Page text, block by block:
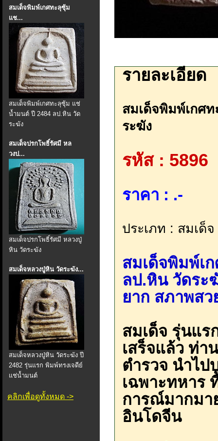
สมเด็จพิมพ์เกศทะลุซุ้ม
แช...
สมเด็จพิมพ์เกศทะลุซุ้ม แช่
น้ำมนต์ ปี 2484 ลป.หิน วัด
ระฆัง
สมเด็จปรกโพธิ์รัศมี หล
วงป...
สมเด็จปรกโพธิ์รัศมี หลวงปู่
หิน วัดระฆัง
สมเด็จหลวงปู่หิน วัดระฆัง...
สมเด็จหลวงปู่หิน วัดระฆัง ปี
2482 รุ่นแรก พิมพ์ทรงเจดีย์
แช่น้ำมนต์
คลิกเพื่อดูทั้งหมด ->
รายละเอียด
สมเด็จพิมพ์เกศ
ระฆัง
รหัส : 5896
ราคา : .-
ประเภท : สมเด็
สมเด็จพิมพ์เ
ลป.หิน วัดระ
ยาก สภาพสว
สมเด็จ รุ่นแร
เสร็จแล้ว ท่า
ตำรวจ นำไป
เฉพาะทหาร
การณ์มากมา
อินโดจีน